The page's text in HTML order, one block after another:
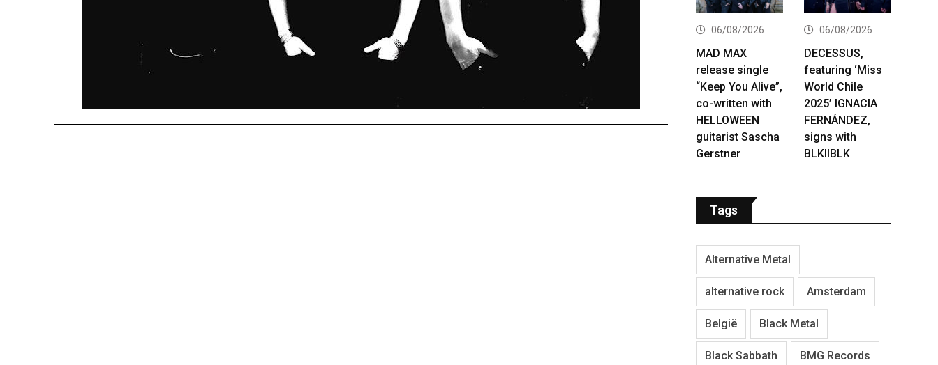
06/08/2026
MAD MAX
release single
“Keep You Alive”,
co-written with
HELLOWEEN
guitarist Sascha
Gerstner
06/08/2026
DECESSUS,
featuring ‘Miss
World Chile
2025’ IGNACIA
FERNÁNDEZ,
signs with
BLKIIBLK
Tags
Alternative Metal
alternative rock Amsterdam
België Black Metal
Black Sabbath BMG Records